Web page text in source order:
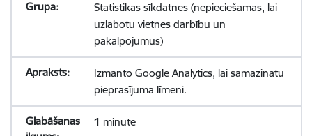
Statistikas sīkdatnes (nepieciešamas, lai
uzlabotu vietnes darbību un
pakalpojumus)
Izmanto Google Analytics, lai samazinātu
pieprasījuma līmeni.
1 minūte